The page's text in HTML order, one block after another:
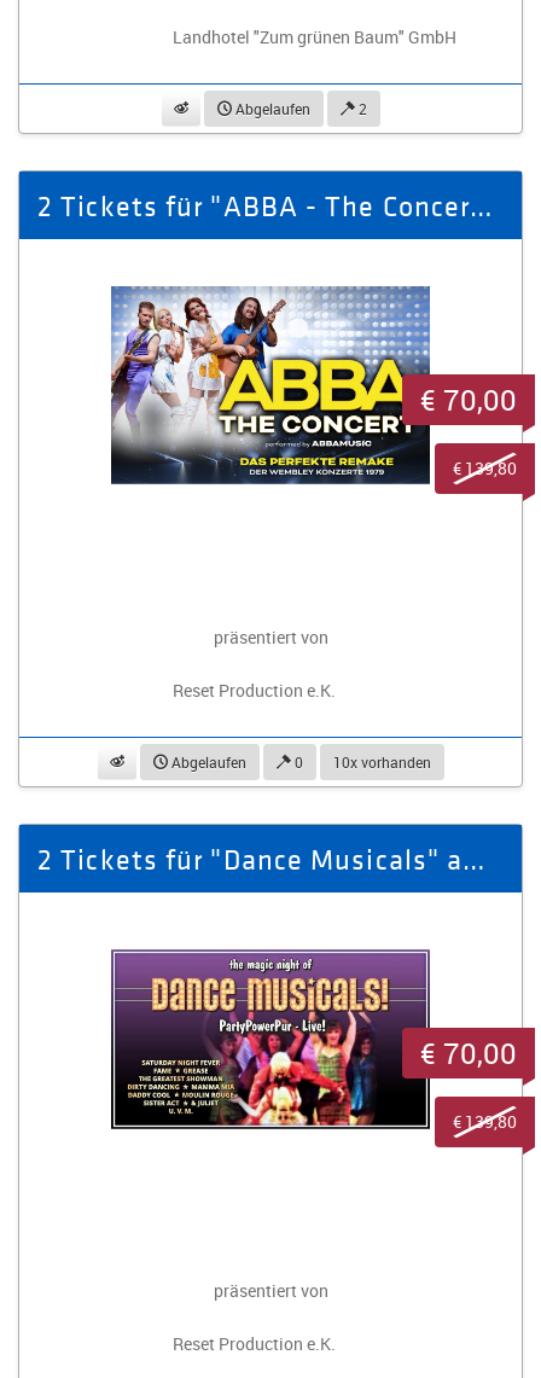
Landhotel "Zum grünen Baum" GmbH
beobachtenAbgelaufen 2
2 Tickets für "ABBA - The Concert" am 29.01.2027 in Zwickau
präsentiert von
Reset Production e.K.
beobachtenAbgelaufen 0 10x vorhanden
€ 70,00
€ 139,80
2 Tickets für "Dance Musicals" am 16.01.2026 in Marienberg
präsentiert von
Reset Production e.K.
€ 70,00
€ 139,80